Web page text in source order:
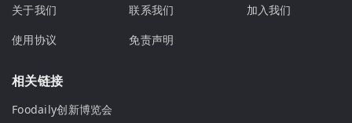
关于我们 联系我们
加入我们
使用协议
免责声明
相关链接
Foodaily创新博览会